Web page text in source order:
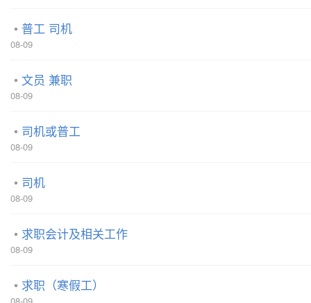
普工 司机
08-09
文员 兼职
08-09
司机或普工
08-09
司机
08-09
求职会计及相关工作
08-09
求职（寒假工）